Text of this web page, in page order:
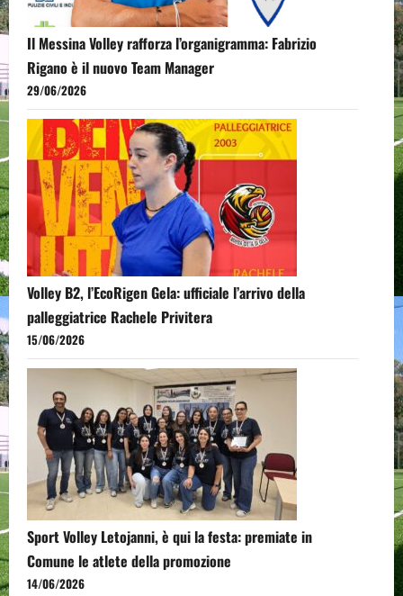
Il Messina Volley rafforza l’organigramma: Fabrizio
Rigano è il nuovo Team Manager
29/06/2026
Volley B2, l’EcoRigen Gela: ufficiale l’arrivo della
palleggiatrice Rachele Privitera
15/06/2026
Sport Volley Letojanni, è qui la festa: premiate in
Comune le atlete della promozione
14/06/2026